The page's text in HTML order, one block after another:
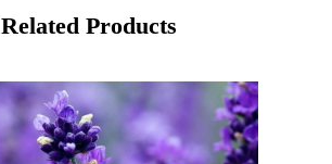
Related Products